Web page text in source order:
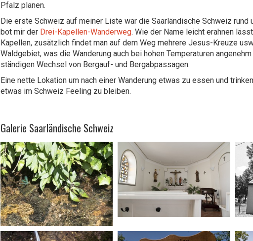
Pfalz planen.
Die erste Schweiz auf meiner Liste war die Saarländische Schweiz
bot mir der Drei-Kapellen-Wanderweg. Wie der Name leicht erahnen
Kapellen, zusätzlich findet man auf dem Weg mehrere Jesus-Kreuze
Waldgebiet, was die Wanderung auch bei hohen Temperaturen
ständigen Wechsel von Bergauf- und Bergabpassagen.
Eine nette Lokation um nach einer Wanderung etwas zu essen und
etwas im Schweiz Feeling zu bleiben.
Galerie Saarländische Schweiz